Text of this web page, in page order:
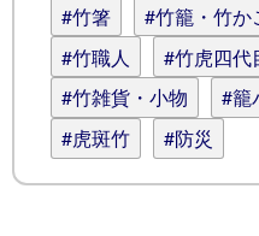
#竹箸
#竹籠・竹か
#竹職人
#竹虎四代
#竹雑貨・小物
#籠
#虎斑竹
#防災